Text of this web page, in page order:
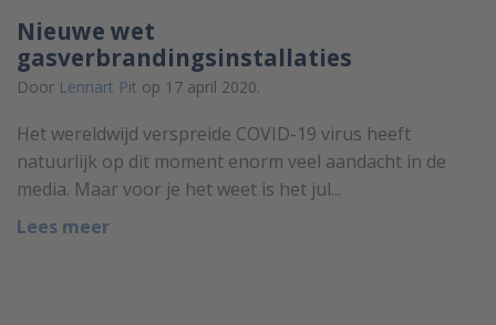
Nieuwe wet
gasverbrandingsinstallaties
Door Lennart Pit op 17 april 2020.
Het wereldwijd verspreide COVID-19 virus heeft
natuurlijk op dit moment enorm veel aandacht in de
media. Maar voor je het weet is het jul...
Lees meer